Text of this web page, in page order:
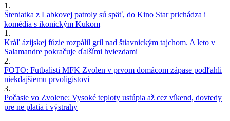
1.
Šteniatka z Labkovej patroly sú späť, do Kino Star prichádza i
komédia s ikonickým Kukom
1.
Kráľ ázijskej fúzie rozpálil gril nad štiavnickým tajchom. A leto v
Salamandre pokračuje ďalšími hviezdami
2.
FOTO: Futbalisti MFK Zvolen v prvom domácom zápase podľahli
niekdajšiemu prvoligistovi
3.
Počasie vo Zvolene: Vysoké teploty ustúpia až cez víkend, dovtedy
pre ne platia i výstrahy